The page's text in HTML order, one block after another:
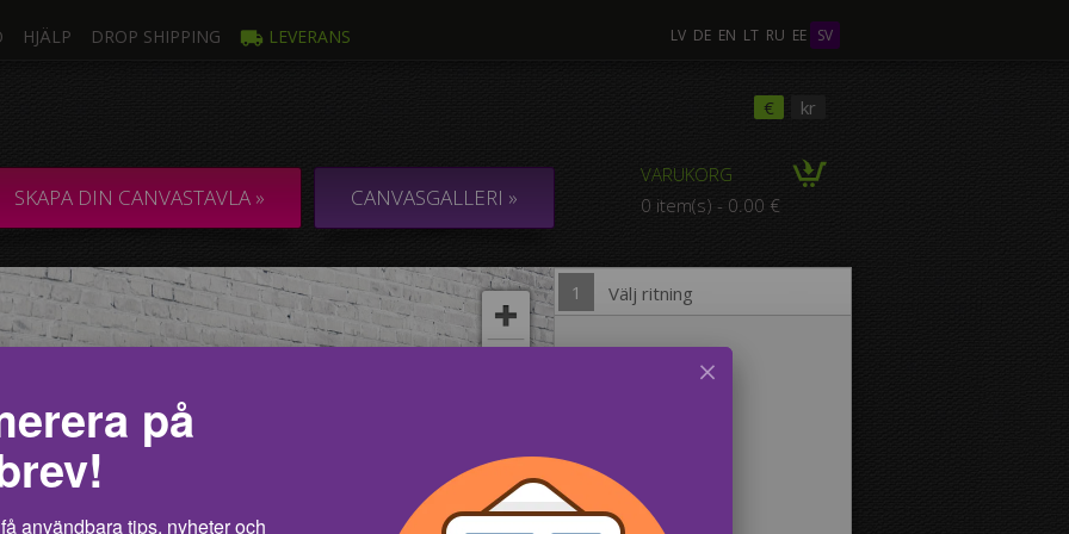
LV DE EN LT RU EE SV
HJÄLP DROP SHIPPING LEVERANS
€ kr
VARUKORG
0 item(s) - 0.00 €
SKAPA DIN CANVASTAVLA » CANVASGALLERI »
1 Välj ritning
I
ett foto
COLLAGE / KOMPOSITION med flera
på
användbara tips, nyheter och